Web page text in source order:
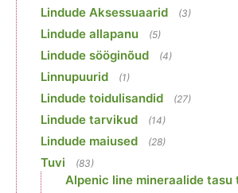
Lindude Aksessuaarid (3)
Lindude allapanu (5)
Lindude sööginõud (4)
Linnupuurid (1)
Lindude toidulisandid (27)
Lindude tarvikud (14)
Lindude maiused (28)
Tuvi (83)
Alpenic line mineraalide tasu